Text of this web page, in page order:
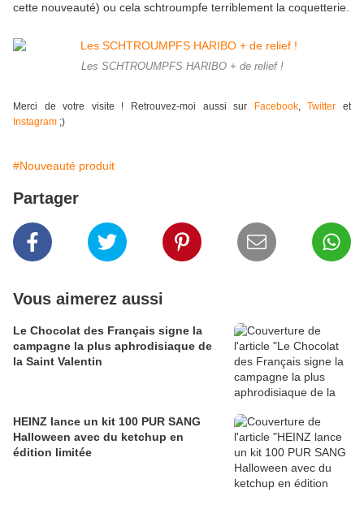
cette nouveauté) ou cela schtroumpfe terriblement la coquetterie.
Les SCHTROUMPFS HARIBO + de relief !
Merci de votre visite ! Retrouvez-moi aussi sur Facebook,Twitter et
Instagram ;)
#Nouveauté produit
Partager
Vous aimerez aussi
Le Chocolat des Français signe la
campagne la plus aphrodisiaque de
la Saint Valentin
HEINZ lance un kit 100 PUR SANG
Halloween avec du ketchup en
édition limitée